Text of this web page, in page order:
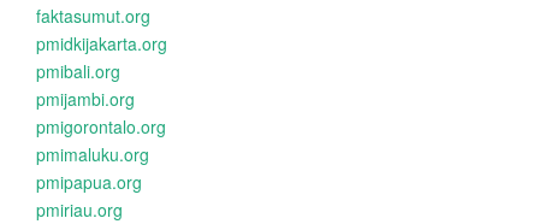
faktasumut.org
pmidkijakarta.org
pmibali.org
pmijambi.org
pmigorontalo.org
pmimaluku.org
pmipapua.org
pmiriau.org